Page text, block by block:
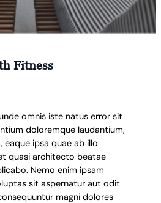
Fitness
omnis iste natus error sit
doloremque laudantium,
ipsa quae ab illo
quasi architecto beatae
Nemo enim ipsam
sit aspernatur aut odit
magni dolores